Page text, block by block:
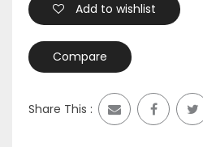
Add to wishlist
Compare
Share This :